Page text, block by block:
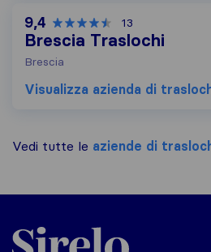
9,4 13
Brescia Traslochi
Brescia
Visualizza azienda di
Vedi tutte le aziende di
Sirelo.it